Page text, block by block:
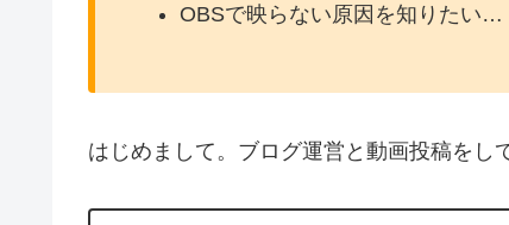
OBSで映らない原因を知りたい…
はじめまして。ブログ運営と動画投稿をし